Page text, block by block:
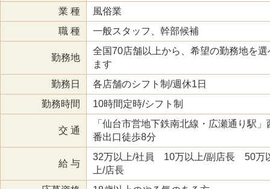
業 種
風俗業
職 種
一般スタッフ、幹部候補
勤務地
全国70店舗以上から、希望の勤務地を選
ます
勤務日
各店舗のシフト制/週休1日
勤務時間
10時間定時/シフト制
交 通
「仙台市営地下鉄南北線・広瀬通り駅」
番出口徒歩8分
給 与
32万以上/社員 10万以上/副店長 50万
上/店長